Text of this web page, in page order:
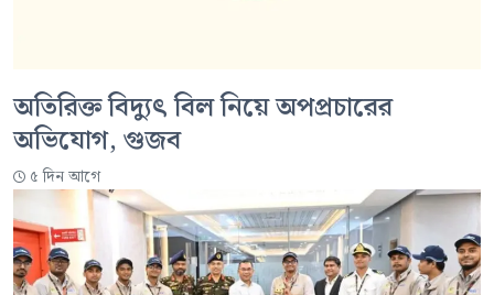
অতিরিক্ত বিদ্যুৎ বিল নিয়ে অপপ্রচারের
অভিযোগ, গুজব
৫ দিন আগে